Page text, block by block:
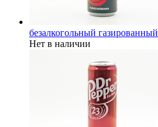
безалкогольный
Нет в наличии